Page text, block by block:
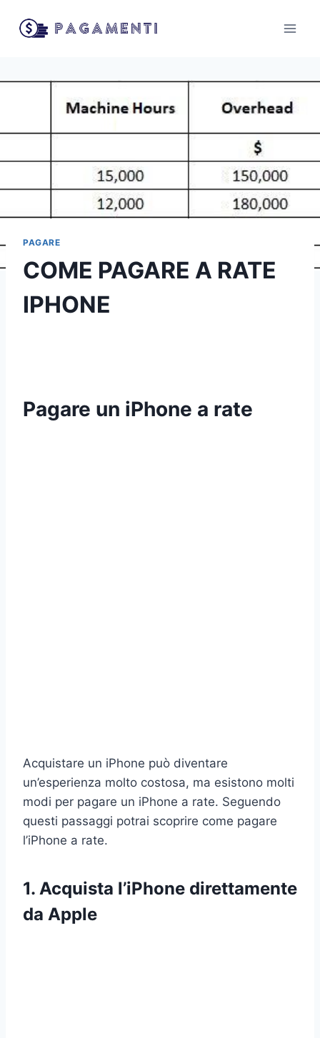
PAGARE
COME PAGARE A RATE
IPHONE
Pagare un iPhone a rate
Acquistare un iPhone può diventare
un’esperienza molto costosa, ma esistono molti
modi per pagare un iPhone a rate. Seguendo
questi passaggi potrai scoprire come pagare
l’iPhone a rate.
1. Acquista l’iPhone direttamente
da Apple